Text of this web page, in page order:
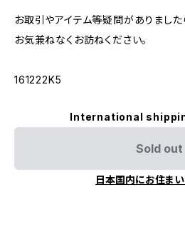
お取引やアイテム等疑問がありました
お気兼ねなくお訪ねください。
161222K5
International
Sold out
日本国内にお住ま